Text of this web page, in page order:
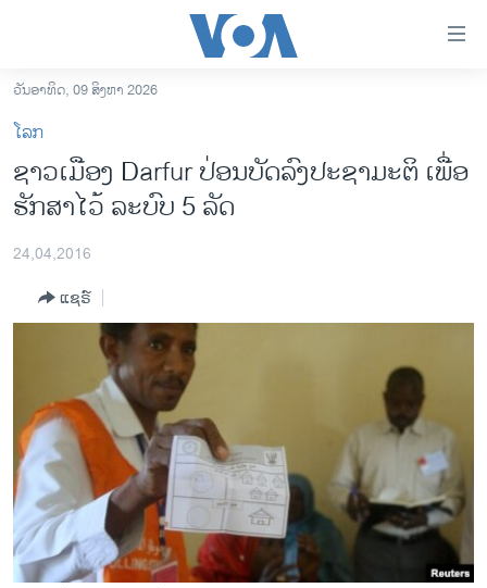
ເຂົ້າ
ຫາ
ຂ້າມ
ຂ້າມ
ຫາ
ອາເມຣິກາ
ຂ່າວ​ຈີນ
ໂລກ
ອິດສະຫຼະພາບດ້ານການຂ່າວ
ຊີວິດຊາວລາວ
ຊຸມຊົນຊາວລາວ
ວິທະຍາສາດ-ເທັກໂນໂລຈີ
ທຸລະກິດ
ວັນອາທິດ, 09 ສິງຫາ 2026
ໂລກ
ຊາວເມືອງ Darfur ປ່ອນບັດລົງປະຊາມະຕິ ເພື່ອ
ຮັກສາໄວ້ ລະບົບ 5 ລັດ
24,04,2016
ແຊຣ໌